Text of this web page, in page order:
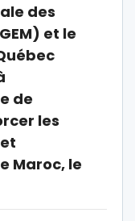
des
et le
de
les
Maroc, le